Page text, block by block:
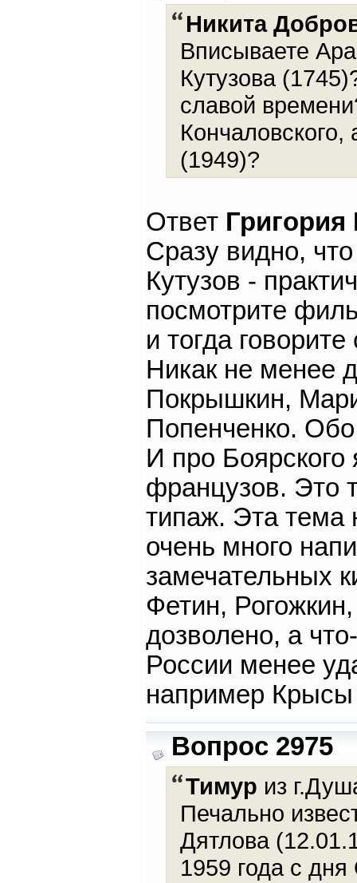
Никита
Вписываете
Кутузова
славой
(1949)?
Ответ
Сразу видно,
Кутузов -
посмотрите
и тогда
Никак не менее
Покрышкин,
Попенченко.
И про Боярского
французов. Это
типаж. Эта тема
очень много
замечательных
Фетин,
дозволено, а
России менее
например
Вопрос 2975
Тимур из
Печально
Дятлова
1959 года с